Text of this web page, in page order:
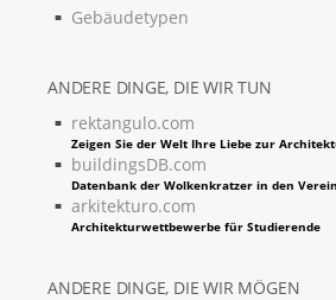
Gebäudetypen
ANDERE DINGE, DIE WIR TUN
rektangulo.com
Zeigen Sie der Welt Ihre Liebe zur
buildingsDB.com
Datenbank der Wolkenkratzer in den
arkitekturo.com
Architekturwettbewerbe für Studierende
ANDERE DINGE, DIE WIR MÖGEN